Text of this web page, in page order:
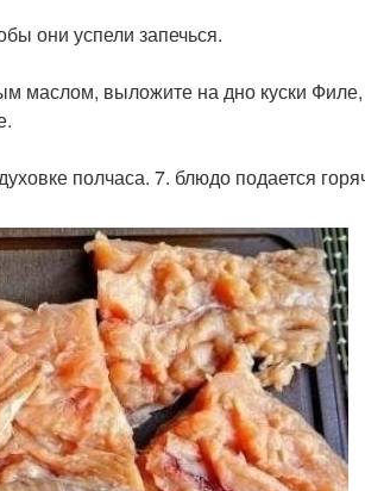
они успели запечься.
маслом, выложите на дно куски Филе,
полчаса. 7. блюдо подается